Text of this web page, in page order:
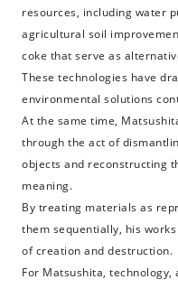
resources, including water
agricultural soil
coke that serve as
These technologies have
environmental solutions
At the same time,
through the act of
objects and reconstructing
meaning.
By treating materials as
them sequentially, his
of creation and destruction.
For Matsushita,